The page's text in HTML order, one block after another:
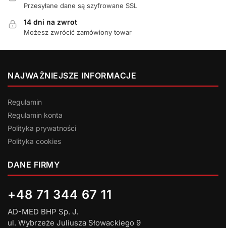
Przesyłane dane są szyfrowane SSL
14 dni na zwrot
Możesz zwrócić zamówiony towar
NAJWAŻNIEJSZE INFORMACJE
Regulamin
Regulamin konta
Polityka prywatności
Polityka cookies
DANE FIRMY
+48 71 344 67 11
AD-MED BHP Sp. J.
ul. Wybrzeże Juliusza Słowackiego 9